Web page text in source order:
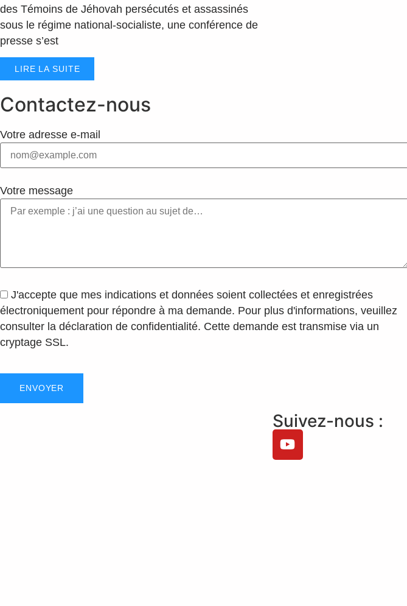
des Témoins de Jéhovah persécutés et assassinés
sous le régime national-socialiste, une conférence de
presse s’est
LIRE LA SUITE
Contactez-nous
Votre adresse e-mail
Votre message
J'accepte que mes indications et données soient collectées et enregistrées
électroniquement pour répondre à ma demande. Pour plus d'informations, veuillez
consulter la déclaration de confidentialité. Cette demande est transmise via un
cryptage SSL.
Suivez-nous :